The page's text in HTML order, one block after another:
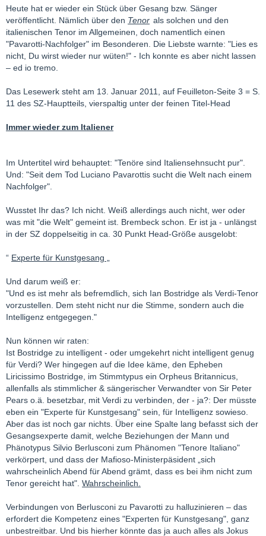
Heute hat er wieder ein Stück über Gesang bzw. Sänger
veröffentlicht. Nämlich über den Tenor als solchen und den
italienischen Tenor im Allgemeinen, doch namentlich einen
"Pavarotti-Nachfolger" im Besonderen. Die Liebste warnte: "Lies es
nicht, Du wirst wieder nur wüten!" - Ich konnte es aber nicht lassen
– ed io tremo.
Das Lesewerk steht am 13. Januar 2011, auf Feuilleton-Seite 3 = S.
11 des SZ-Hauptteils, vierspaltig unter der feinen Titel-Head
Immer wieder zum Italiener
Im Untertitel wird behauptet: "Tenöre sind Italiensehnsucht pur".
Und: "Seit dem Tod Luciano Pavarottis sucht die Welt nach einem
Nachfolger".
Wusstet Ihr das? Ich nicht. Weiß allerdings auch nicht, wer oder
was mit "die Welt" gemeint ist. Brembeck schon. Er ist ja - unlängst
in der SZ doppelseitig in ca. 30 Punkt Head-Größe ausgelobt:
“ Experte für Kunstgesang „
Und darum weiß er:
"Und es ist mehr als befremdlich, sich Ian Bostridge als Verdi-Tenor
vorzustellen. Dem steht nicht nur die Stimme, sondern auch die
Intelligenz entgegegen."
Nun können wir raten:
Ist Bostridge zu intelligent - oder umgekehrt nicht intelligent genug
für Verdi? Wer hingegen auf die Idee käme, den Epheben
Liricissimo Bostridge, im Stimmtypus ein Orpheus Britannicus,
allenfalls als stimmlicher & sängerischer Verwandter von Sir Peter
Pears o.ä. besetzbar, mit Verdi zu verbinden, der - ja?: Der müsste
eben ein "Experte für Kunstgesang" sein, für Intelligenz sowieso.
Aber das ist noch gar nichts. Über eine Spalte lang befasst sich der
Gesangsexperte damit, welche Beziehungen der Mann und
Phänotypus Silvio Berlusconi zum Phänomen "Tenore Italiano"
verkörpert, und dass der Mafioso-Ministerpäsident „sich
wahrscheinlich Abend für Abend grämt, dass es bei ihm nicht zum
Tenor gereicht hat". Wahrscheinlich.
Verbindungen von Berlusconi zu Pavarotti zu halluzinieren – das
erfordert die Kompetenz eines "Experten für Kunstgesang", ganz
unbestreitbar. Und bis hierher könnte das ja auch alles als Jokus